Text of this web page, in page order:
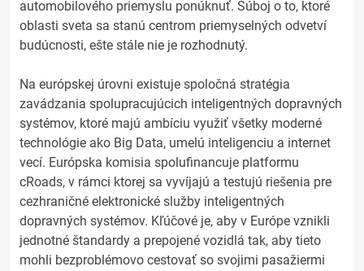
automobilového priemyslu ponúknuť. Súboj o to, ktoré
oblasti sveta sa stanú centrom priemyselných odvetví
budúcnosti, ešte stále nie je rozhodnutý.
Na európskej úrovni existuje spoločná stratégia
zavádzania spolupracujúcich inteligentných dopravných
systémov, ktoré majú ambíciu využiť všetky moderné
technológie ako Big Data, umelú inteligenciu a internet
vecí. Európska komisia spolufinancuje platformu
cRoads, v rámci ktorej sa vyvíjajú a testujú riešenia pre
cezhraničné elektronické služby inteligentných
dopravných systémov. Kľúčové je, aby v Európe vznikli
jednotné štandardy a prepojené vozidlá tak, aby tieto
mohli bezproblémovo cestovať so svojimi pasažiermi